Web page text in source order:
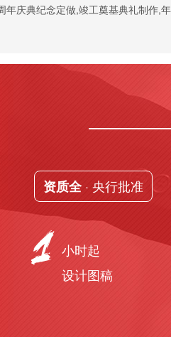
年庆典纪念定做,竣工奠基典礼制作,
资质全· 央行批准
小时起
设计图稿